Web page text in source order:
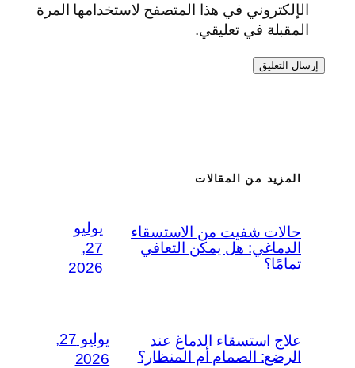
الإلكتروني في هذا المتصفح لاستخدامها المرة
المقبلة في تعليقي.
المزيد من المقالات
حالات شفيت من الاستسقاء
الدماغي: هل يمكن التعافي
تمامًا؟
يوليو
27,
2026
علاج استسقاء الدماغ عند
الرضع: الصمام أم المنظار؟
يوليو 27,
2026